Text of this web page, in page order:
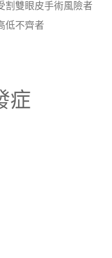
割雙眼皮手術風險者
低不齊者
症